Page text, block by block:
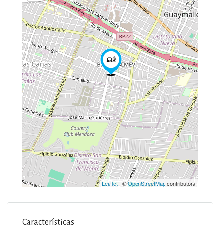
Leaflet | ©OpenStreetMapcontributors
Características